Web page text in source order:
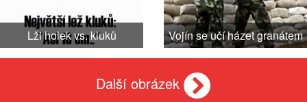
Lži holek vs. kluků Vojín se učí házet granátem
Další obrázek